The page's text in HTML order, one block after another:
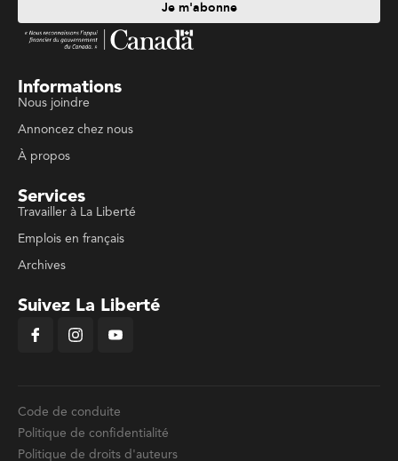
Je m'abonne
Informations
Nous joindre
Annoncez chez nous
À propos
Services
Travailler à La Liberté
Emplois en français
Archives
Suivez La Liberté
Code de conduite
Politique de confidentialité
Politique de droits d'auteurs